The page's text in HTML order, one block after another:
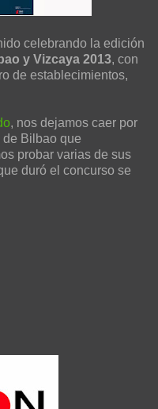
celebrando la edición
y Vizcaya 2013, con
de establecimientos,
, nos dejamos caer por
de Bilbao que
probar varias de sus
duró el concurso se